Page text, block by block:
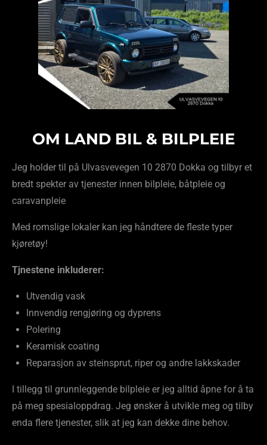
OM LAND BIL & BILPLEIE
Jeg holder til på Ulvasvevegen 10 2870 Dokka og tilbyr et
bredt spekter av tjenester innen bilpleie, båtpleie og
caravanpleie
Med romslige lokaler kan jeg håndtere de fleste typer
kjøretøy!
Tjnestene inkluderer:
Utvendig vask
Innvendig rengjøring og dyprens
Polering
Keramisk coating
Reparasjon av steinsprut, riper og andre lakkskader
I tillegg til grunnleggende bilpleie er jeg alltid åpne for å ta
på meg spesialoppdrag. Jeg ønsker å utvikle meg og tilby
enda flere tjenester, slik at jeg kan dekke dine behov.